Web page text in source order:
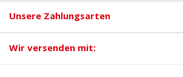
Unsere Zahlungsarten
Wir versenden mit: